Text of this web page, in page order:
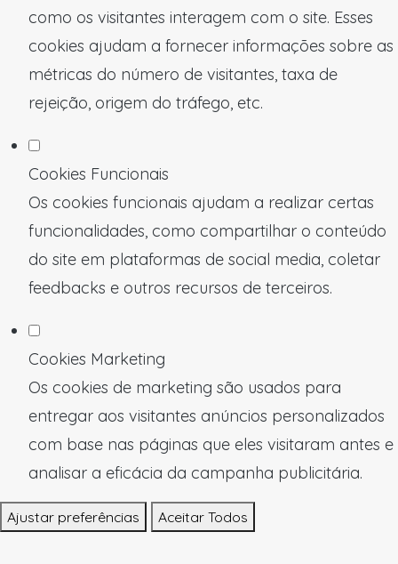
como os visitantes interagem com o site. Esses
cookies ajudam a fornecer informações sobre as
métricas do número de visitantes, taxa de
rejeição, origem do tráfego, etc.
Cookies Funcionais
Os cookies funcionais ajudam a realizar certas
funcionalidades, como compartilhar o conteúdo
do site em plataformas de social media, coletar
feedbacks e outros recursos de terceiros.
Cookies Marketing
Os cookies de marketing são usados para
entregar aos visitantes anúncios personalizados
com base nas páginas que eles visitaram antes e
analisar a eficácia da campanha publicitária.
Ajustar preferências Aceitar Todos